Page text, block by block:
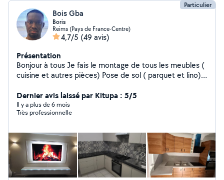
Particulier
Bois Gba
Boris
Reims (Pays de France-Centre)
4,7/5 (49 avis)
Présentation
Bonjour à tous Je fais le montage de tous les meubles (
cuisine et autres pièces) Pose de sol ( parquet et lino)
Détartrage sanitaire Et tout autre bricolage
Dernier avis laissé par Kitupa : 5/5
Il y a plus de 6 mois
Très professionnelle